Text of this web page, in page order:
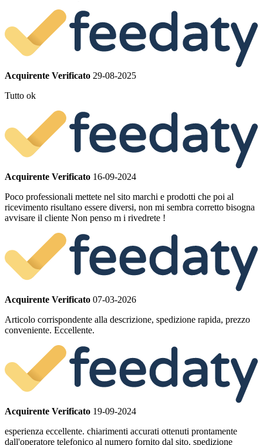
Acquirente Verificato 29-08-2025
Tutto ok
Acquirente Verificato 16-09-2024
Poco professionali mettete nel sito marchi e prodotti che poi al
ricevimento risultano essere diversi, non mi sembra corretto bisogna
avvisare il cliente Non penso m i rivedrete !
Acquirente Verificato 07-03-2026
Articolo corrispondente alla descrizione, spedizione rapida, prezzo
conveniente. Eccellente.
Acquirente Verificato 19-09-2024
esperienza eccellente. chiarimenti accurati ottenuti prontamente
dall'operatore telefonico al numero fornito dal sito. spedizione